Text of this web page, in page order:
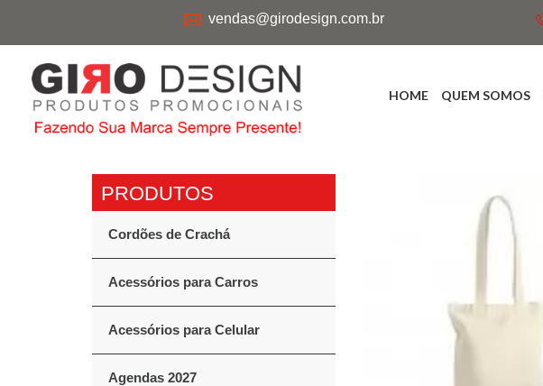
vendas@girodesign.com.br
HOME QUEM SOMOS
Cordões de Crachá
Acessórios para Carros
Acessórios para Celular
Agendas 2027